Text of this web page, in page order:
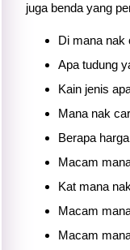
juga benda yang
Di mana nak
Apa tudung
Kain jenis
Mana nak
Berapa
Macam
Kat mana
Macam
Macam